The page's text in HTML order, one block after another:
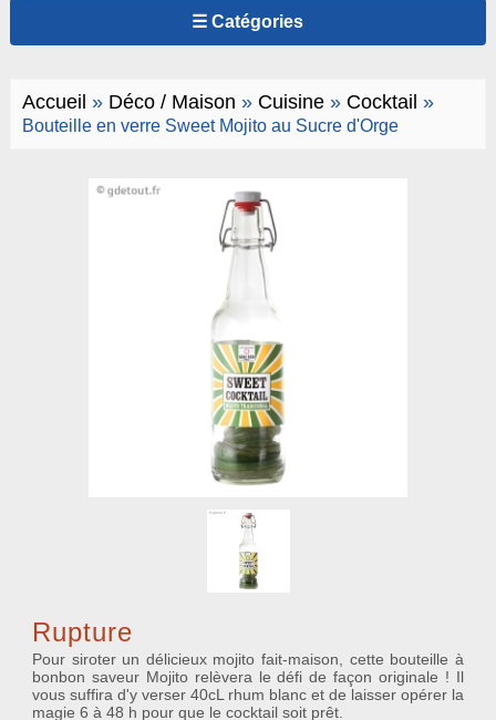
☰ Catégories
Accueil » Déco / Maison » Cuisine» Cocktail »
Bouteille en verre Sweet Mojito au Sucre d'Orge
Rupture
Pour siroter un délicieux mojito fait-maison, cette bouteille à
bonbon saveur Mojito relèvera le défi de façon originale ! Il
vous suffira d'y verser 40cL rhum blanc et de laisser opérer la
magie 6 à 48 h pour que le cocktail soit prêt.